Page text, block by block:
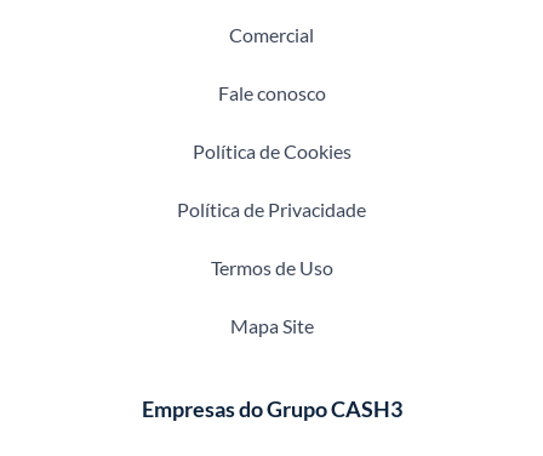
Comercial
Fale conosco
Política de Cookies
Política de Privacidade
Termos de Uso
Mapa Site
Empresas do Grupo CASH3